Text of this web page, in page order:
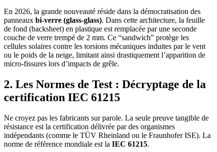
En 2026, la grande nouveauté réside dans la démocratisation des
panneaux bi-verre (glass-glass). Dans cette architecture, la feuille
de fond (backsheet) en plastique est remplacée par une seconde
couche de verre trempé de 2 mm. Ce “sandwich” protège les
cellules solaires contre les torsions mécaniques induites par le vent
ou le poids de la neige, limitant ainsi drastiquement l’apparition de
micro-fissures lors d’impacts de grêle.
2. Les Normes de Test : Décryptage de la
certification IEC 61215
Ne croyez pas les fabricants sur parole. La seule preuve tangible de
résistance est la certification délivrée par des organismes
indépendants (comme le TÜV Rheinland ou le Fraunhofer ISE). La
norme de référence mondiale est la IEC 61215.